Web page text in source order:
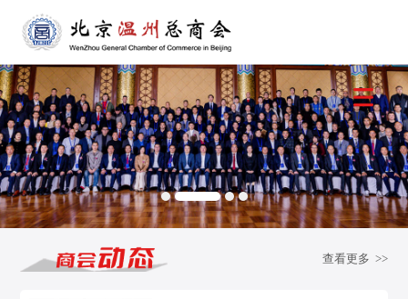
查看更多 >>